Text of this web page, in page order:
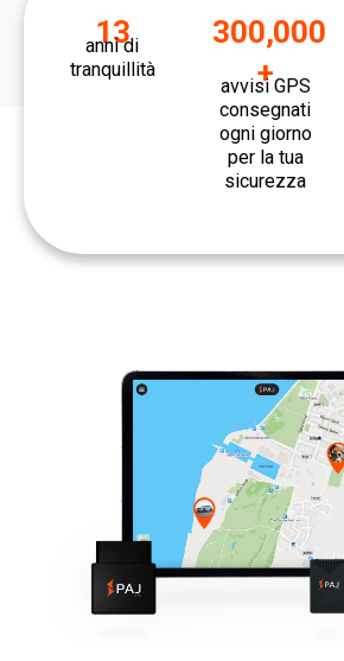
13
anni di
tranquillità
300,000
+
avvisi GPS
consegnati
ogni giorno
per la tua
sicurezza